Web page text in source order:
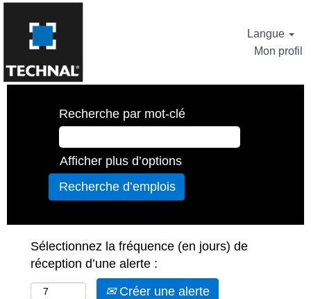
Langue
Mon profil
Recherche par mot-clé
Afficher plus d’options
Sélectionnez la fréquence (en jours) de
réception d’une alerte :
Créer une alerte